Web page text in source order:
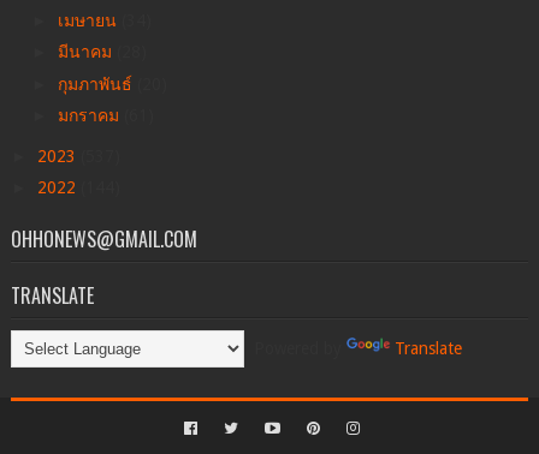
เมษายน
มีนาคม
กุมภาพันธ์
มกราคม
2023
2022
OHHONEWS@GMAIL.COM
TRANSLATE
Translate